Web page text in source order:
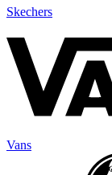
Skechers
Vans